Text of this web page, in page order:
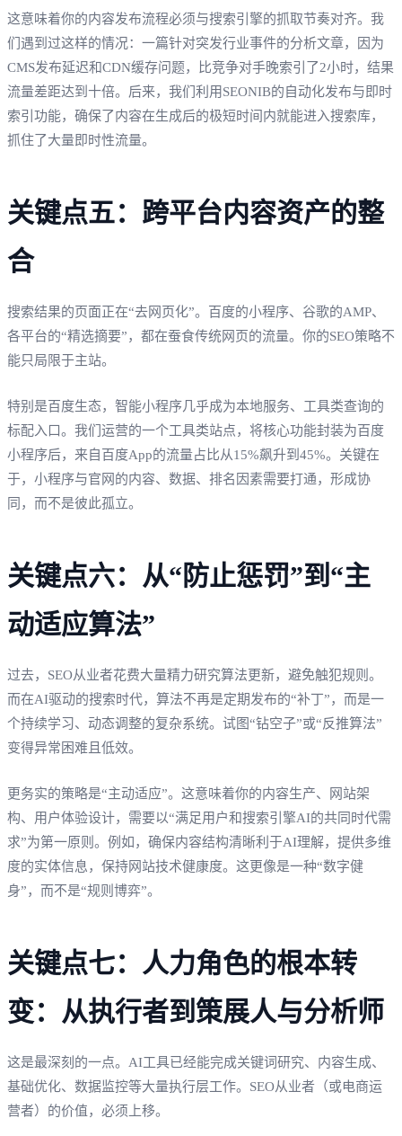
这意味着你的内容发布流程必须与搜索引擎的抓取节奏对齐。我
们遇到过这样的情况：一篇针对突发行业事件的分析文章，因为
CMS发布延迟和CDN缓存问题，比竞争对手晚索引了2小时，结果
流量差距达到十倍。后来，我们利用SEONIB的自动化发布与即时
索引功能，确保了内容在生成后的极短时间内就能进入搜索库，
抓住了大量即时性流量。
关键点五：跨平台内容资产的整
合
搜索结果的页面正在“去网页化”。百度的小程序、谷歌的AMP、
各平台的“精选摘要”，都在蚕食传统网页的流量。你的SEO策略不
能只局限于主站。
特别是百度生态，智能小程序几乎成为本地服务、工具类查询的
标配入口。我们运营的一个工具类站点，将核心功能封装为百度
小程序后，来自百度App的流量占比从15%飙升到45%。关键在
于，小程序与官网的内容、数据、排名因素需要打通，形成协
同，而不是彼此孤立。
关键点六：从“防止惩罚”到“主
动适应算法”
过去，SEO从业者花费大量精力研究算法更新，避免触犯规则。
而在AI驱动的搜索时代，算法不再是定期发布的“补丁”，而是一
个持续学习、动态调整的复杂系统。试图“钻空子”或“反推算法”
变得异常困难且低效。
更务实的策略是“主动适应”。这意味着你的内容生产、网站架
构、用户体验设计，需要以“满足用户和搜索引擎AI的共同时代需
求”为第一原则。例如，确保内容结构清晰利于AI理解，提供多维
度的实体信息，保持网站技术健康度。这更像是一种“数字健
身”，而不是“规则博弈”。
关键点七：人力角色的根本转
变：从执行者到策展人与分析师
这是最深刻的一点。AI工具已经能完成关键词研究、内容生成、
基础优化、数据监控等大量执行层工作。SEO从业者（或电商运
营者）的价值，必须上移。